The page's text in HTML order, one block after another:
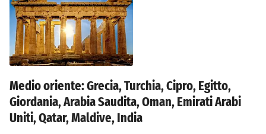
Medio oriente: Grecia, Turchia, Cipro, Egitto,
Giordania, Arabia Saudita, Oman, Emirati Arabi
Uniti, Qatar, Maldive, India